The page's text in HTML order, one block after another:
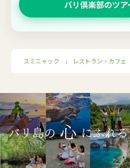
バリ倶楽部のツア
スミニャック ｜ レストラン・カフェ